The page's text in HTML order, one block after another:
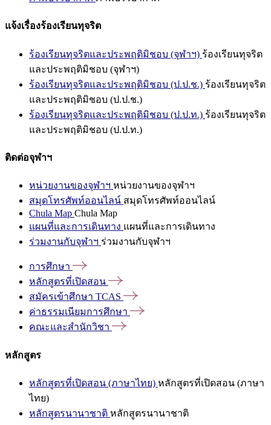
แจ้งเรื่องร้องเรียนทุจริต
ร้องเรียนทุจริตและประพฤติมิชอบ (จุฬาฯ) ร้องเรียนทุจริต
และประพฤติมิชอบ (จุฬาฯ)
ร้องเรียนทุจริตและประพฤติมิชอบ (ป.ป.ช.) ร้องเรียนทุจริต
และประพฤติมิชอบ (ป.ป.ช.)
ร้องเรียนทุจริตและประพฤติมิชอบ (ป.ป.ท.) ร้องเรียนทุจริต
และประพฤติมิชอบ (ป.ป.ท.)
ติดต่อจุฬาฯ
หน่วยงานของจุฬาฯ หน่วยงานของจุฬาฯ
สมุดโทรศัพท์ออนไลน์ สมุดโทรศัพท์ออนไลน์
Chula Map Chula Map
แผนที่และการเดินทาง แผนที่และการเดินทาง
ร่วมงานกับจุฬาฯ ร่วมงานกับจุฬาฯ
การศึกษา
หลักสูตรที่เปิดสอน
สมัครเข้าศึกษา TCAS
ค่าธรรมเนียมการศึกษา
คณะและสำนักวิชา
หลักสูตร
หลักสูตรที่เปิดสอน (ภาษาไทย) หลักสูตรที่เปิดสอน (ภาษา
ไทย)
หลักสูตรนานาชาติ หลักสูตรนานาชาติ